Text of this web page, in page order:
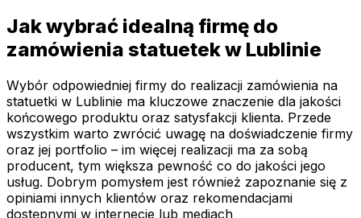
Jak wybrać idealną firmę do
zamówienia statuetek w Lublinie
Wybór odpowiedniej firmy do realizacji zamówienia na
statuetki w Lublinie ma kluczowe znaczenie dla jakości
końcowego produktu oraz satysfakcji klienta. Przede
wszystkim warto zwrócić uwagę na doświadczenie firmy
oraz jej portfolio – im więcej realizacji ma za sobą
producent, tym większa pewność co do jakości jego
usług. Dobrym pomysłem jest również zapoznanie się z
opiniami innych klientów oraz rekomendacjami
dostępnymi w internecie lub mediach